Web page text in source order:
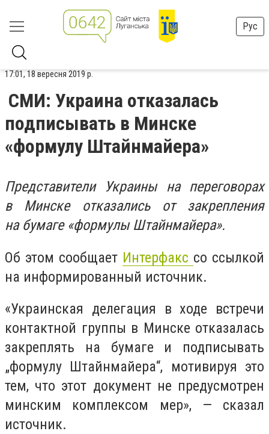
Рус
17:01, 18 вересня 2019 р.
СМИ: Украина отказалась
подписывать в Минске
«формулу Штайнмайера»
Представители Украины на переговорах
в Минске отказались от закрепления
на бумаге «формулы Штайнмайера».
Об этом сообщает Интерфакс со ссылкой
на информированный источник.
«Украинская делегация в ходе встречи
контактной группы в Минске отказалась
закреплять на бумаге и подписывать
„формулу Штайнмайера“, мотивируя это
тем, что этот документ не предусмотрен
минским комплексом мер», — сказал
источник.